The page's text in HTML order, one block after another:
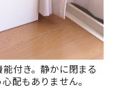
付き。静かに閉まる
配もありません。